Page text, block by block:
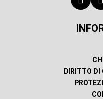
DIRITTO DI